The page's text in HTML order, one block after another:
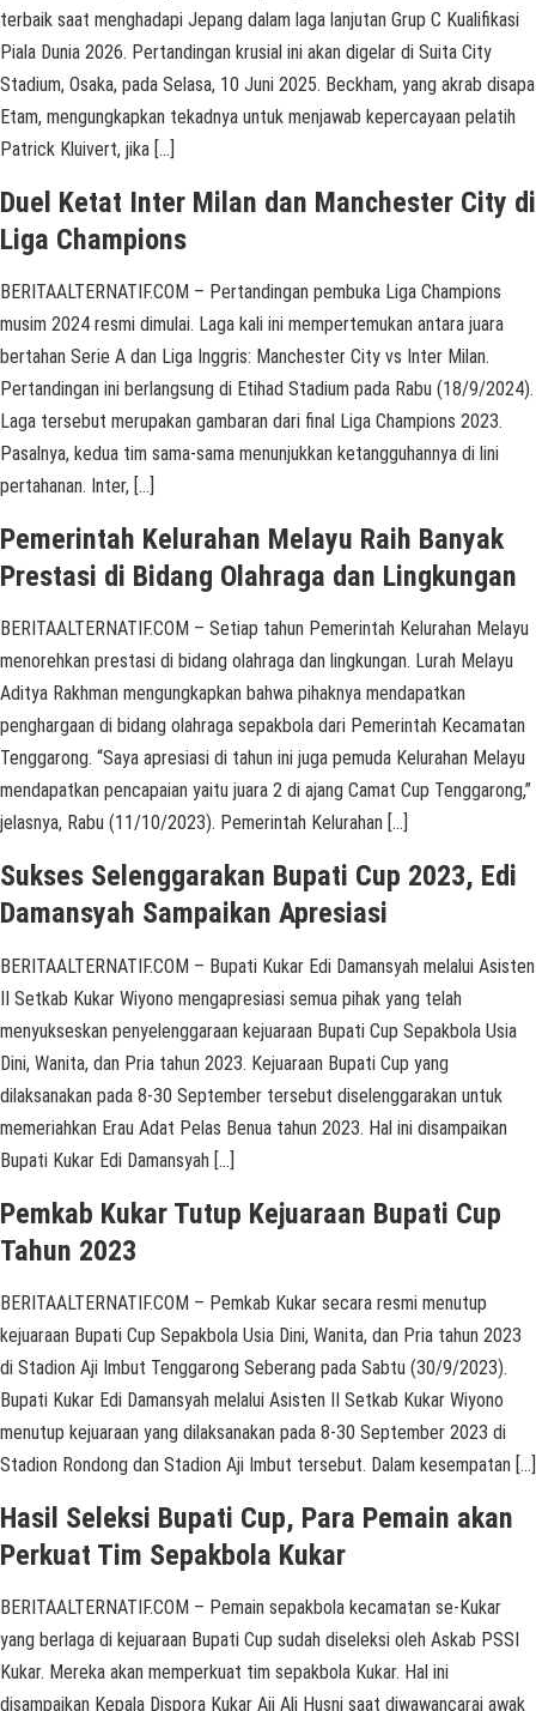
terbaik saat menghadapi Jepang dalam laga lanjutan Grup C Kualifikasi
Piala Dunia 2026. Pertandingan krusial ini akan digelar di Suita City
Stadium, Osaka, pada Selasa, 10 Juni 2025. Beckham, yang akrab disapa
Etam, mengungkapkan tekadnya untuk menjawab kepercayaan pelatih
Patrick Kluivert, jika […]
Duel Ketat Inter Milan dan Manchester City di
Liga Champions
BERITAALTERNATIF.COM – Pertandingan pembuka Liga Champions
musim 2024 resmi dimulai. Laga kali ini mempertemukan antara juara
bertahan Serie A dan Liga Inggris: Manchester City vs Inter Milan.
Pertandingan ini berlangsung di Etihad Stadium pada Rabu (18/9/2024).
Laga tersebut merupakan gambaran dari final Liga Champions 2023.
Pasalnya, kedua tim sama-sama menunjukkan ketangguhannya di lini
pertahanan. Inter, […]
Pemerintah Kelurahan Melayu Raih Banyak
Prestasi di Bidang Olahraga dan Lingkungan
BERITAALTERNATIF.COM – Setiap tahun Pemerintah Kelurahan Melayu
menorehkan prestasi di bidang olahraga dan lingkungan. Lurah Melayu
Aditya Rakhman mengungkapkan bahwa pihaknya mendapatkan
penghargaan di bidang olahraga sepakbola dari Pemerintah Kecamatan
Tenggarong. “Saya apresiasi di tahun ini juga pemuda Kelurahan Melayu
mendapatkan pencapaian yaitu juara 2 di ajang Camat Cup Tenggarong,”
jelasnya, Rabu (11/10/2023). Pemerintah Kelurahan […]
Sukses Selenggarakan Bupati Cup 2023, Edi
Damansyah Sampaikan Apresiasi
BERITAALTERNATIF.COM – Bupati Kukar Edi Damansyah melalui Asisten
II Setkab Kukar Wiyono mengapresiasi semua pihak yang telah
menyukseskan penyelenggaraan kejuaraan Bupati Cup Sepakbola Usia
Dini, Wanita, dan Pria tahun 2023. Kejuaraan Bupati Cup yang
dilaksanakan pada 8-30 September tersebut diselenggarakan untuk
memeriahkan Erau Adat Pelas Benua tahun 2023. Hal ini disampaikan
Bupati Kukar Edi Damansyah […]
Pemkab Kukar Tutup Kejuaraan Bupati Cup
Tahun 2023
BERITAALTERNATIF.COM – Pemkab Kukar secara resmi menutup
kejuaraan Bupati Cup Sepakbola Usia Dini, Wanita, dan Pria tahun 2023
di Stadion Aji Imbut Tenggarong Seberang pada Sabtu (30/9/2023).
Bupati Kukar Edi Damansyah melalui Asisten II Setkab Kukar Wiyono
menutup kejuaraan yang dilaksanakan pada 8-30 September 2023 di
Stadion Rondong dan Stadion Aji Imbut tersebut. Dalam kesempatan […]
Hasil Seleksi Bupati Cup, Para Pemain akan
Perkuat Tim Sepakbola Kukar
BERITAALTERNATIF.COM – Pemain sepakbola kecamatan se-Kukar
yang berlaga di kejuaraan Bupati Cup sudah diseleksi oleh Askab PSSI
Kukar. Mereka akan memperkuat tim sepakbola Kukar. Hal ini
disampaikan Kepala Dispora Kukar Aji Ali Husni saat diwawancarai awak